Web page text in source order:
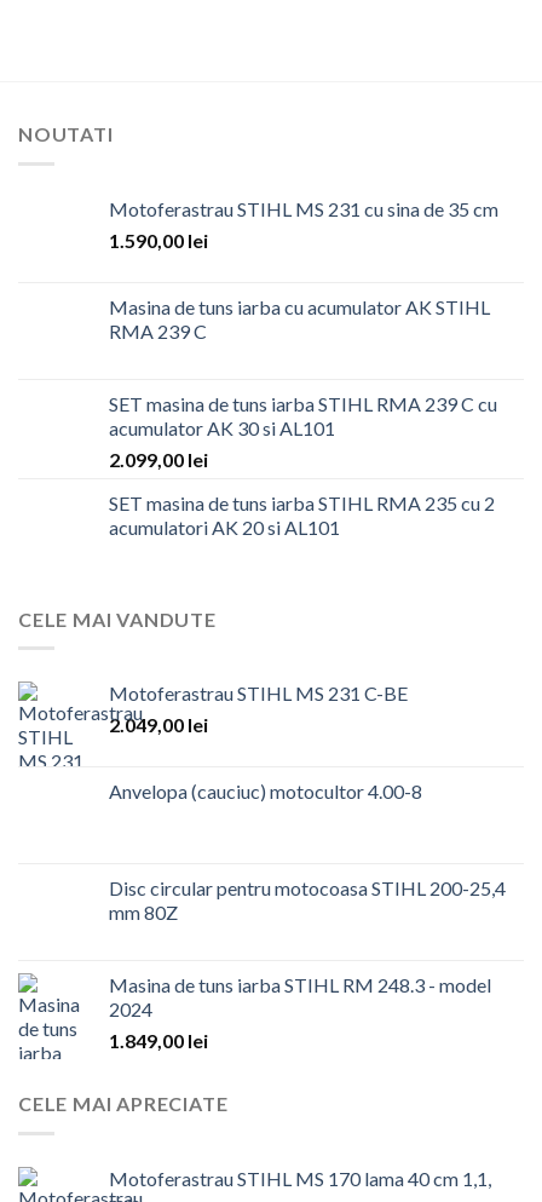
NOUTATI
Motoferastrau STIHL MS 231 cu sina de 35 cm
1.590,00 lei
Masina de tuns iarba cu acumulator AK STIHL
RMA 239 C
SET masina de tuns iarba STIHL RMA 239 C cu
acumulator AK 30 si AL101
2.099,00 lei
SET masina de tuns iarba STIHL RMA 235 cu 2
acumulatori AK 20 si AL101
CELE MAI VANDUTE
Motoferastrau STIHL MS 231 C-BE
2.049,00 lei
Anvelopa (cauciuc) motocultor 4.00-8
Disc circular pentru motocoasa STIHL 200-25,4
mm 80Z
Masina de tuns iarba STIHL RM 248.3 - model
2024
1.849,00 lei
CELE MAI APRECIATE
Motoferastrau STIHL MS 170 lama 40 cm 1,1,